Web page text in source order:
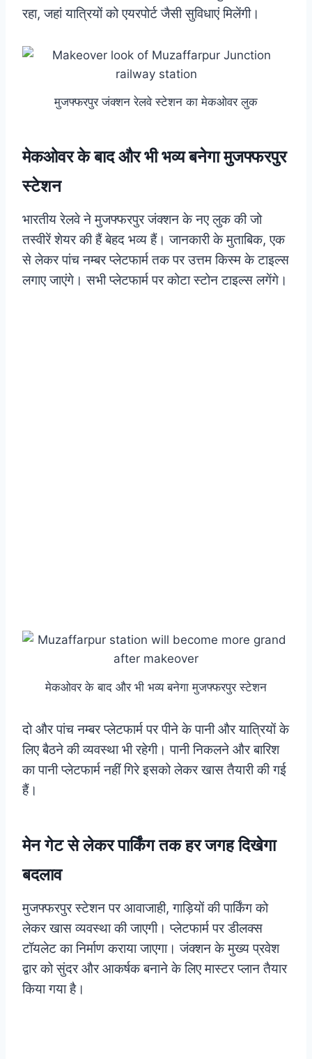
रहा, जहां यात्रियों को एयरपोर्ट जैसी सुविधाएं मिलेंगी।
मुजफ्फरपुर जंक्शन रेलवे स्टेशन का मेकओवर लुक
मेकओवर के बाद और भी भव्य बनेगा मुजफ्फरपुर
स्टेशन
भारतीय रेलवे ने मुजफ्फरपुर जंक्शन के नए लुक की जो
तस्वीरें शेयर की हैं बेहद भव्य हैं। जानकारी के मुताबिक, एक
से लेकर पांच नम्बर प्लेटफार्म तक पर उत्तम किस्म के टाइल्स
लगाए जाएंगे। सभी प्लेटफार्म पर कोटा स्टोन टाइल्स लगेंगे।
मेकओवर के बाद और भी भव्य बनेगा मुजफ्फरपुर स्टेशन
दो और पांच नम्बर प्लेटफार्म पर पीने के पानी और यात्रियों के
लिए बैठने की व्यवस्था भी रहेगी। पानी निकलने और बारिश
का पानी प्लेटफार्म नहीं गिरे इसको लेकर खास तैयारी की गई
हैं।
मेन गेट से लेकर पार्किंग तक हर जगह दिखेगा
बदलाव
मुजफ्फरपुर स्टेशन पर आवाजाही, गाड़ियों की पार्किंग को
लेकर खास व्यवस्था की जाएगी। प्लेटफार्म पर डीलक्स
टॉयलेट का निर्माण कराया जाएगा। जंक्शन के मुख्य प्रवेश
द्वार को सुंदर और आकर्षक बनाने के लिए मास्टर प्लान तैयार
किया गया है।